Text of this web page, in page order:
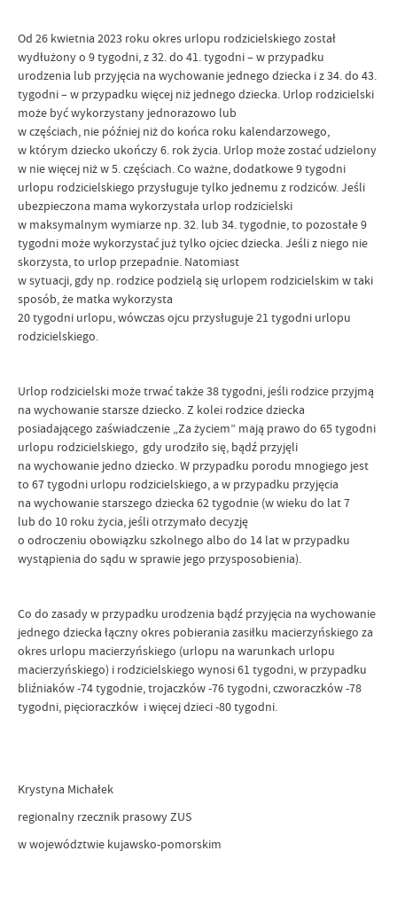
Od 26 kwietnia 2023 roku okres urlopu rodzicielskiego został
wydłużony o 9 tygodni, z 32. do 41. tygodni – w przypadku
urodzenia lub przyjęcia na wychowanie jednego dziecka i z 34. do 43.
tygodni – w przypadku więcej niż jednego dziecka. Urlop rodzicielski
może być wykorzystany jednorazowo lub
w częściach, nie później niż do końca roku kalendarzowego,
w którym dziecko ukończy 6. rok życia. Urlop może zostać udzielony
w nie więcej niż w 5. częściach. Co ważne, dodatkowe 9 tygodni
urlopu rodzicielskiego przysługuje tylko jednemu z rodziców. Jeśli
ubezpieczona mama wykorzystała urlop rodzicielski
w maksymalnym wymiarze np. 32. lub 34. tygodnie, to pozostałe 9
tygodni może wykorzystać już tylko ojciec dziecka. Jeśli z niego nie
skorzysta, to urlop przepadnie. Natomiast
w sytuacji, gdy np. rodzice podzielą się urlopem rodzicielskim w taki
sposób, że matka wykorzysta
20 tygodni urlopu, wówczas ojcu przysługuje 21 tygodni urlopu
rodzicielskiego.
Urlop rodzicielski może trwać także 38 tygodni, jeśli rodzice przyjmą
na wychowanie starsze dziecko. Z kolei rodzice dziecka
posiadającego zaświadczenie „Za życiem” mają prawo do 65 tygodni
urlopu rodzicielskiego, gdy urodziło się, bądź przyjęli
na wychowanie jedno dziecko. W przypadku porodu mnogiego jest
to 67 tygodni urlopu rodzicielskiego, a w przypadku przyjęcia
na wychowanie starszego dziecka 62 tygodnie (w wieku do lat 7
lub do 10 roku życia, jeśli otrzymało decyzję
o odroczeniu obowiązku szkolnego albo do 14 lat w przypadku
wystąpienia do sądu w sprawie jego przysposobienia).
Co do zasady w przypadku urodzenia bądź przyjęcia na wychowanie
jednego dziecka łączny okres pobierania zasiłku macierzyńskiego za
okres urlopu macierzyńskiego (urlopu na warunkach urlopu
macierzyńskiego) i rodzicielskiego wynosi 61 tygodni, w przypadku
bliźniaków -74 tygodnie, trojaczków -76 tygodni, czworaczków -78
tygodni, pięcioraczków i więcej dzieci -80 tygodni.
Krystyna Michałek
regionalny rzecznik prasowy ZUS
w województwie kujawsko-pomorskim